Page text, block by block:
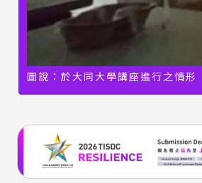
圖說：於大同大學講座進行之情形